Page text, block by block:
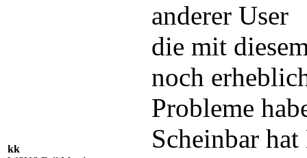
kk
anderer User
die mit
noch
Probleme
Scheinbar